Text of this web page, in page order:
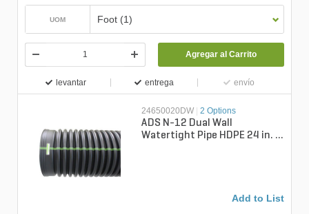
UOM Foot (1)
Agregar al Carrito
levantar entrega envío
24650020DW 2 Options
ADS N-12 Dual Wall
Watertight Pipe HDPE 24 in. x
Add to List